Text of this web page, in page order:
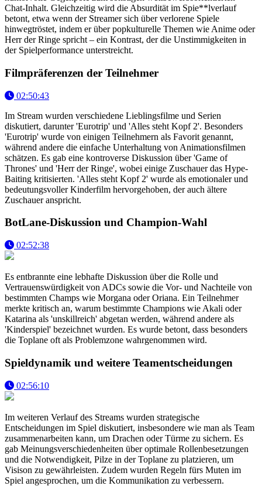
Chat-Inhalt. Gleichzeitig wird die Absurdität im Spie**lverlauf
betont, etwa wenn der Streamer sich über verlorene Spiele
hinwegtröstet, indem er über popkulturelle Themen wie Anime oder
Herr der Ringe spricht – ein Kontrast, der die Unstimmigkeiten in
der Spielperformance unterstreicht.
Filmpräferenzen der Teilnehmer
02:50:43
Im Stream wurden verschiedene Lieblingsfilme und Serien
diskutiert, darunter 'Eurotrip' und 'Alles steht Kopf 2'. Besonders
'Eurotrip' wurde von einigen Teilnehmern als Favorit genannt,
während andere die einfache Unterhaltung von Animationsfilmen
schätzen. Es gab eine kontroverse Diskussion über 'Game of
Thrones' und 'Herr der Ringe', wobei einige Zuschauer das Hype-
Baiting kritisierten. 'Alles steht Kopf 2' wurde als emotionaler und
bedeutungsvoller Kinderfilm hervorgehoben, der auch ältere
Zuschauer anspricht.
BotLane-Diskussion und Champion-Wahl
02:52:38
Es entbrannte eine lebhafte Diskussion über die Rolle und
Vertrauenswürdigkeit von ADCs sowie die Vor- und Nachteile von
bestimmten Champs wie Morgana oder Oriana. Ein Teilnehmer
merkte kritisch an, warum bestimmte Champions wie Akali oder
Katarina als 'unskillreich' abgetan werden, während andere als
'Kinderspiel' bezeichnet wurden. Es wurde betont, dass besonders
die Toplane oft als Problemzone wahrgenommen wird.
Spieldynamik und weitere Teamentscheidungen
02:56:10
Im weiteren Verlauf des Streams wurden strategische
Entscheidungen im Spiel diskutiert, insbesondere wie man als Team
zusammenarbeiten kann, um Drachen oder Türme zu sichern. Es
gab Meinungsverschiedenheiten über optimale Rollenbesetzungen
und die Notwendigkeit, Pilze in der Toplane zu platzieren, um
Visison zu gewährleisten. Zudem wurden Regeln fürs Muten im
Spiel angesprochen, um die Kommunikation zu verbessern.